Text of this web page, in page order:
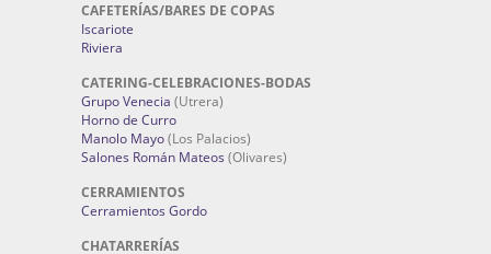
CAFETERÍAS/BARES DE COPAS
Iscariote
Riviera
CATERING-CELEBRACIONES-BODAS
Grupo Venecia (Utrera)
Horno de Curro
Manolo Mayo(Los Palacios)
Salones Román Mateos (Olivares)
CERRAMIENTOS
Cerramientos Gordo
CHATARRERÍAS